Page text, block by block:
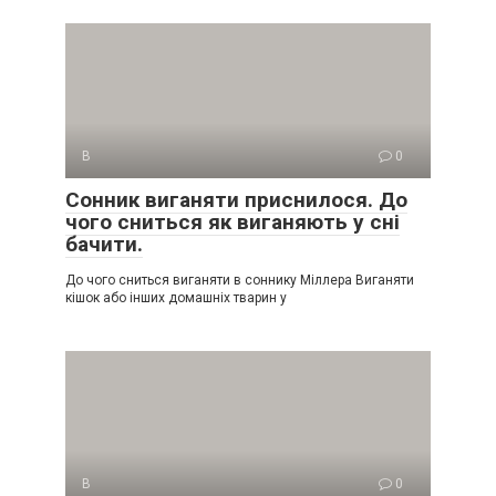
В 0
Сонник виганяти приснилося. До
чого сниться як виганяють у сні
бачити.
До чого сниться виганяти в соннику Міллера Виганяти
кішок або інших домашніх тварин у
В 0